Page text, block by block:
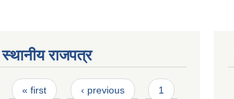
स्थानीय राजपत्र
Pages
« first ‹ previous 1